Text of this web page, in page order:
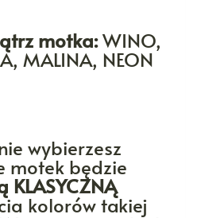
motka:WINO,
MALINA, NEON
wybierzesz
motek będzie
KLASYCZNĄ
kolorów takiej